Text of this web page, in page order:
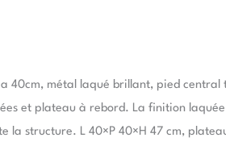
40cm, métal laqué brillant, pied central
et plateau à rebord. La finition
la structure. L 40×P 40×H 47 cm,